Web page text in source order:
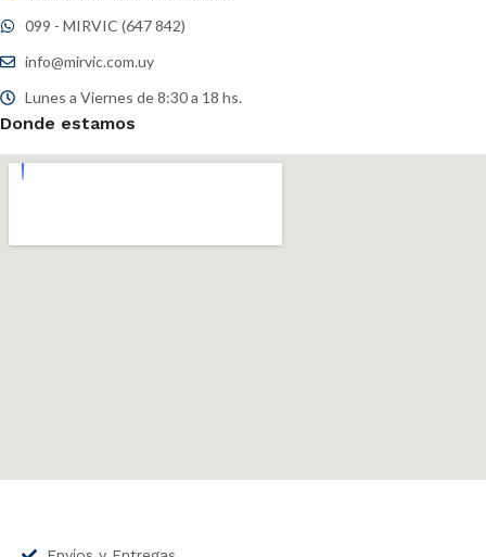
099 - MIRVIC (647 842)
info@mirvic.com.uy
Lunes a Viernes de 8:30 a 18 hs.
Donde estamos